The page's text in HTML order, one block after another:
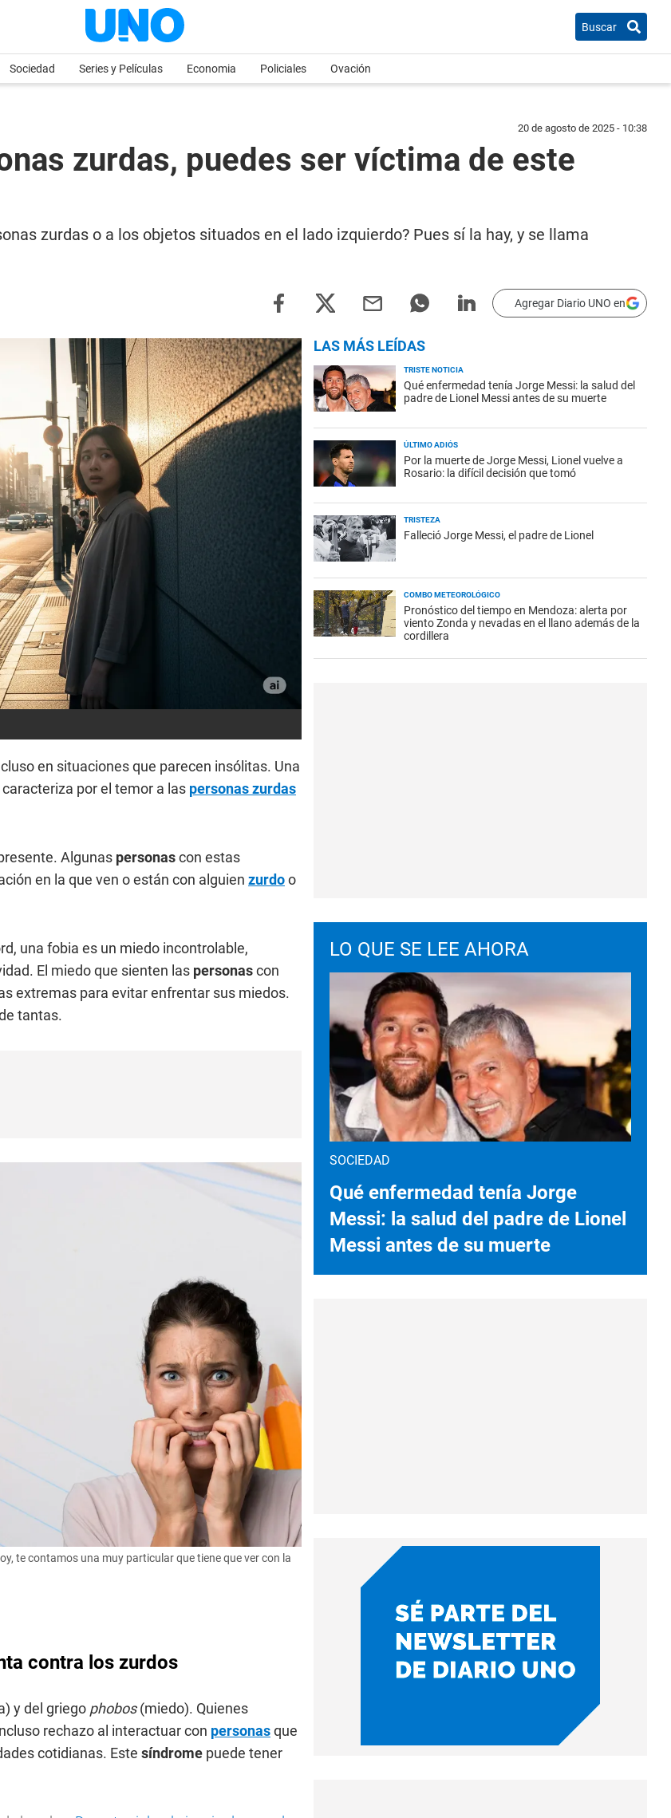
Buscar
Sociedad Series y Películas Economia Policiales Ovación
20 de agosto de 2025 - 10:38
zurdas, puedes ser víctima de este
zurdas o a los objetos situados en el lado izquierdo? Pues sí la hay, y se llama
Agregar Diario UNO en
en situaciones que parecen insólitas. Una
por el temor a las personas zurdas
Algunas personascon estas
en la que ven o están con alguien zurdoo
una fobia es un miedo incontrolable,
El miedo que sienten las personascon
extremas para evitar enfrentar sus miedos.
tantas.
te contamos una muy particular que tiene que ver con la
contra los zurdos
y del griego phobos(miedo). Quienes
rechazo al interactuar con personasque
cotidianas. Este síndrome puede tener
LAS MÁS LEÍDAS
TRISTE NOTICIA
Qué enfermedad tenía Jorge Messi: la salud del
padre de Lionel Messi antes de su muerte
ÚLTIMO ADIÓS
Por la muerte de Jorge Messi, Lionel vuelve a
Rosario: la difícil decisión que tomó
TRISTEZA
Falleció Jorge Messi, el padre de Lionel
COMBO METEOROLÓGICO
Pronóstico del tiempo en Mendoza: alerta por
viento Zonda y nevadas en el llano además de la
cordillera
LO QUE SE LEE AHORA
SOCIEDAD
Qué enfermedad tenía Jorge
Messi: la salud del padre de Lionel
Messi antes de su muerte